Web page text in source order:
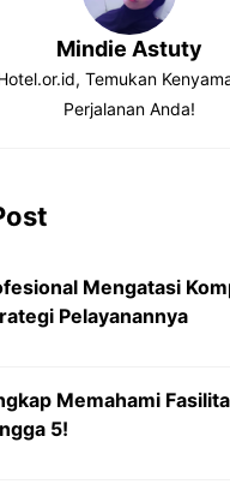
Mindie Astuty
Temukan
Perjalanan Anda!
Mengatasi
Pelayanannya
Memahami
5!